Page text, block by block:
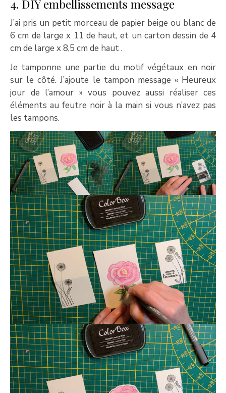
4. DIY embellissements message
J’ai pris un petit morceau de papier beige ou blanc de
6 cm de large x 11 de haut, et un carton dessin de 4
cm de large x 8,5 cm de haut .
Je tamponne une partie du motif végétaux en noir
sur le côté. J’ajoute le tampon message « Heureux
jour de l’amour » vous pouvez aussi réaliser ces
éléments au feutre noir à la main si vous n’avez pas
les tampons.